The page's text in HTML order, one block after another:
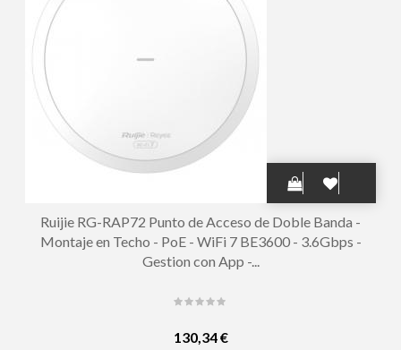
Ruijie RG-RAP72 Punto de Acceso de Doble Banda -
Montaje en Techo - PoE - WiFi 7 BE3600 - 3.6Gbps -
Gestion con App -...
130,34 €